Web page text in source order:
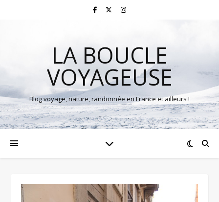
LA BOUCLE
VOYAGEUSE
Blog voyage, nature, randonnée en France et ailleurs !